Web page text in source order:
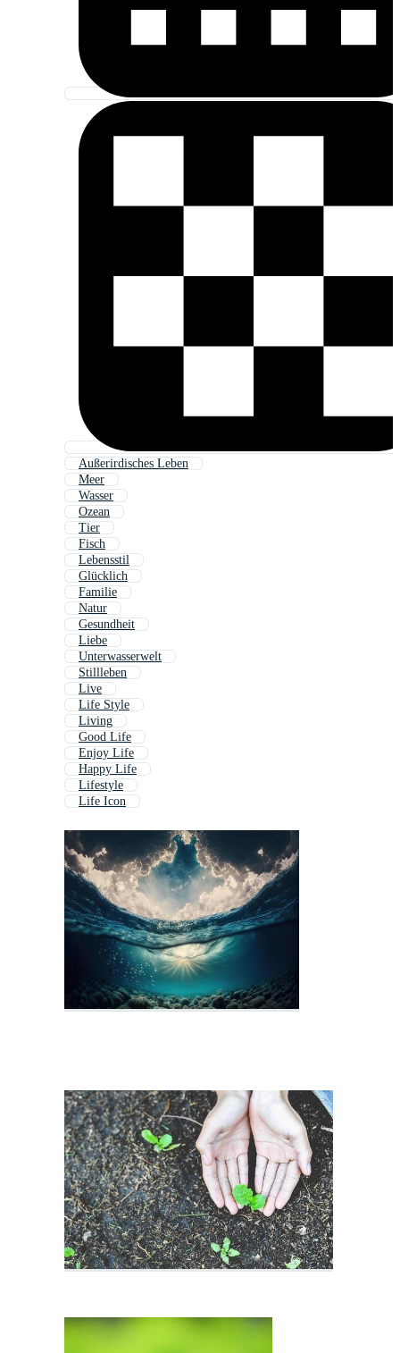
Außerirdisches Leben
Meer
Wasser
Ozean
Tier
Fisch
Lebensstil
Glücklich
Familie
Natur
Gesundheit
Liebe
Unterwasserwelt
Stillleben
Live
Life Style
Living
Good Life
Enjoy Life
Happy Life
Lifestyle
Life Icon